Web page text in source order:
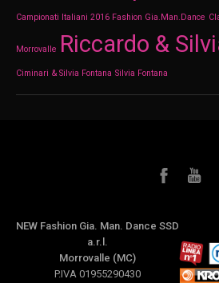
Campionati Italiani 2016 Fashion Gia.Man.Dance
Morrovalle Riccardo &
Ciminari & Silvia Fontana Silvia Fontana
NEW Fashion Gia. Man. Dance SSD
a.r.l.
Morrovalle (MC)
P.IVA 01955290430